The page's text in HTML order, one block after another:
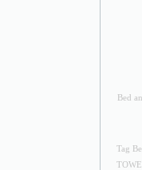
Bed
Tag